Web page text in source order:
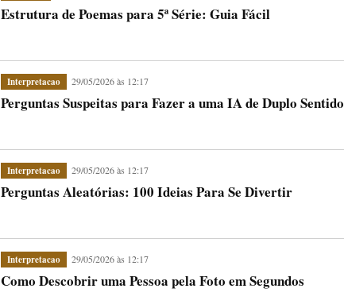
Estrutura de Poemas para 5ª Série: Guia Fácil
Interpretacao 29/05/2026 às 12:17
Perguntas Suspeitas para Fazer a uma IA de Duplo Sentido
Interpretacao 29/05/2026 às 12:17
Perguntas Aleatórias: 100 Ideias Para Se Divertir
Interpretacao 29/05/2026 às 12:17
Como Descobrir uma Pessoa pela Foto em Segundos